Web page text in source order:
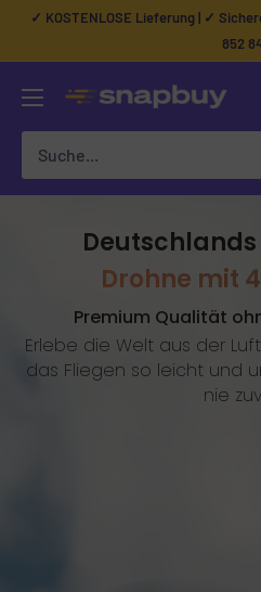
Direkt✓ KOSTENLOSE Lieferung | ✓
852
Snapbuy
Drohne mit
Premium Qualität
Erlebe die Welt aus der
das Fliegen so leicht und
nie